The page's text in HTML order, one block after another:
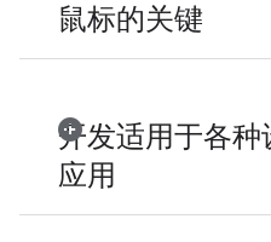
鼠标的关键
开发适用于各
应用